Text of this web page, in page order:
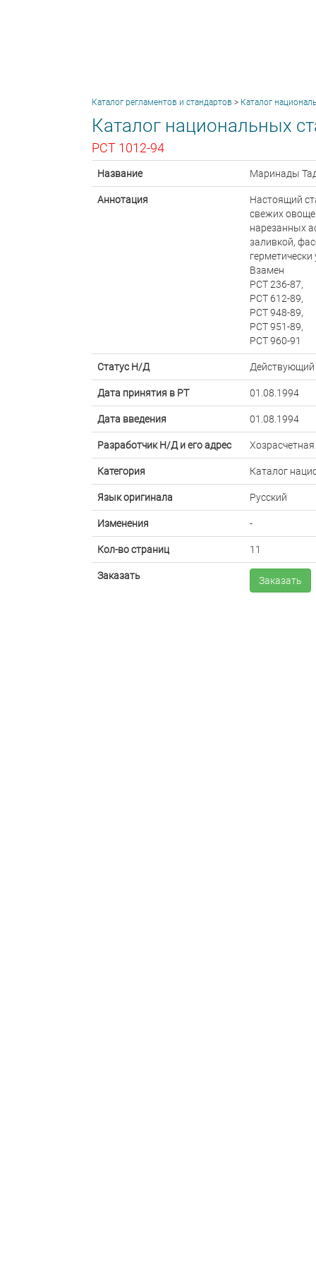
Каталог регламентов и стандартов > Каталог
Каталог национальных
РСТ 1012-94
Название Маринады
Аннотация
Настоящий
свежих
нарезанных
заливкой,
Взамен
РСТ 236-87,
РСТ 612-89,
РСТ 948-89,
РСТ 951-89,
РСТ 960-91
Статус Н/Д Действующий
Дата принятия в РТ 01.08.1994
Дата введения 01.08.1994
Разработчик Н/Д и его адрес
Категория Каталог
Язык оригинала Русский
Изменения -
Кол-во страниц 11
Заказать Заказать